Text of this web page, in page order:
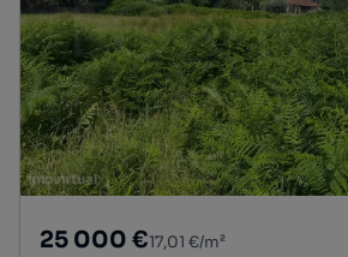
25 000 €17,01 €/m²